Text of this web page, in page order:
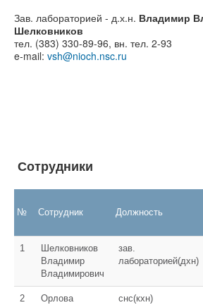
Зав. лабораторией - д.х.н. Владимир
Шелковников
тел. (383) 330-89-96, вн. тел. 2-93
e-mail: vsh@nioch.nsc.ru
Сотрудники
№ Сотрудник Должность
1
Шелковников
Владимир
Владимирович
зав.
лабораторией(дхн)
2
Орлова
снс(кхн)